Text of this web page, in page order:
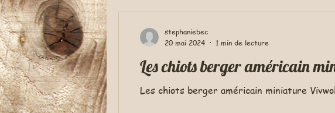
Les chiots berger américain
Les chiots berger américain miniature
stephaniebec
20 mai 2024
1 min de lecture